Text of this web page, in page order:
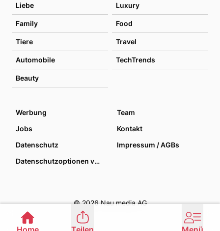
Liebe Luxury
Family Food
Tiere Travel
Automobile TechTrends
Beauty
Werbung
Team
Jobs
Kontakt
Datenschutz
Impressum / AGBs
Datenschutzoptionen verwalten
© 2026 Nau media AG